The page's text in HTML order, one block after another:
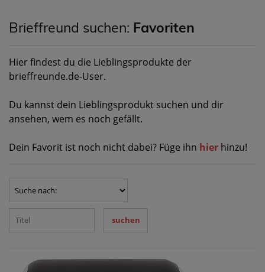
Brieffreund suchen: Favoriten
Hier findest du die Lieblingsprodukte der
brieffreunde.de-User.
Du kannst dein Lieblingsprodukt suchen und dir
ansehen, wem es noch gefällt.
Dein Favorit ist noch nicht dabei? Füge ihn hier hinzu!